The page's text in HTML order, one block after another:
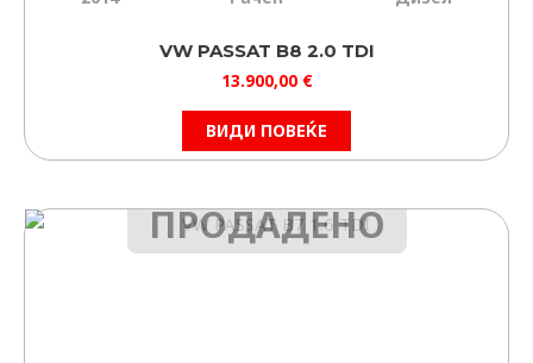
VW PASSAT B8 2.0 TDI
13.900,00 €
ВИДИ ПОВЕЌЕ
ПРОДАДЕНО